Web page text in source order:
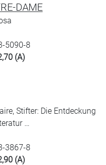
DAME
5090-8
(A)
Stifter: Die Entdeckung
…
3867-8
(A)